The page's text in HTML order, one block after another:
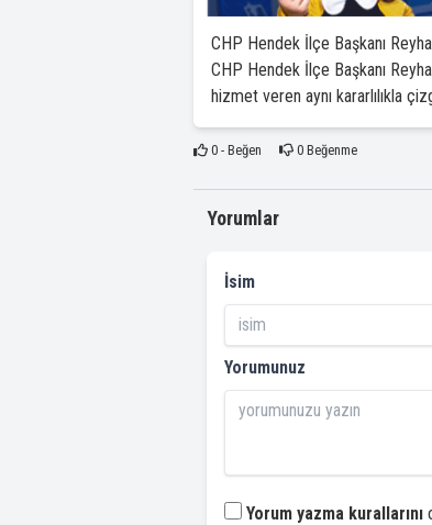
CHP Hendek İlçe Başkanı
CHP Hendek İlçe Başkanı
hizmet veren aynı kararlılıkla
0- Beğen 0Beğenme
Yorumlar
İsim
Yorumunuz
Yorum yazma kurallarını